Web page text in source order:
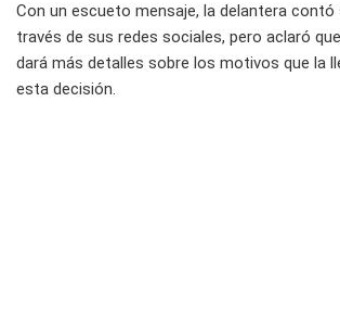
Con un escueto mensaje, la delantera contó
través de sus redes sociales, pero aclaró
dará más detalles sobre los motivos que la
esta decisión.